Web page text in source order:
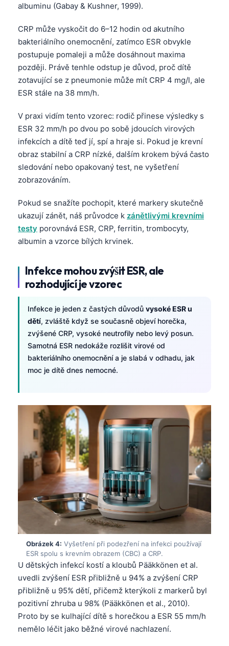
albuminu (Gabay & Kushner, 1999).
CRP může vyskočit do 6–12 hodin od akutního
bakteriálního onemocnění, zatímco ESR obvykle
postupuje pomaleji a může dosáhnout maxima
později. Právě tenhle odstup je důvod, proč dítě
zotavující se z pneumonie může mít CRP 4 mg/l, ale
ESR stále na 38 mm/h.
V praxi vidím tento vzorec: rodič přinese výsledky s
ESR 32 mm/h po dvou po sobě jdoucích virových
infekcích a dítě teď jí, spí a hraje si. Pokud je krevní
obraz stabilní a CRP nízké, dalším krokem bývá často
sledování nebo opakovaný test, ne vyšetření
zobrazováním.
Pokud se snažíte pochopit, které markery skutečně
ukazují zánět, náš průvodce k zánětlivými krevními
testy porovnává ESR, CRP, ferritin, trombocyty,
albumin a vzorce bílých krvinek.
Infekce mohou zvýšit ESR, ale
rozhodující je vzorec
Infekce je jeden z častých důvodů vysoké ESR u
dětí, zvláště když se současně objeví horečka,
zvýšené CRP, vysoké neutrofily nebo levý posun.
Samotná ESR nedokáže rozlišit virové od
bakteriálního onemocnění a je slabá v odhadu, jak
moc je dítě dnes nemocné.
Obrázek 4: Vyšetření při podezření na infekci používají
ESR spolu s krevním obrazem (CBC) a CRP.
U dětských infekcí kostí a kloubů Pääkkönen et al.
uvedli zvýšení ESR přibližně u 94% a zvýšení CRP
přibližně u 95% dětí, přičemž kterýkoli z markerů byl
pozitivní zhruba u 98% (Pääkkönen et al., 2010).
Proto by se kulhající dítě s horečkou a ESR 55 mm/h
nemělo léčit jako běžné virové nachlazení.